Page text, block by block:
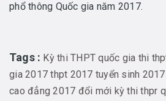
phổ thông Quốc gia năm 2017.
Tags : Kỳ thi THPT quốc gia thi
gia 2017 thpt 2017 tuyển sinh 2017
cao đẳng 2017 đổi mới kỳ thi thpr